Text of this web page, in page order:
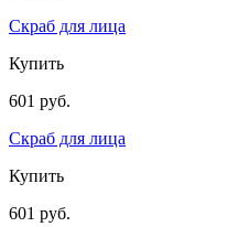
Скраб для лица
Купить
601 руб.
Скраб для лица
Купить
601 руб.